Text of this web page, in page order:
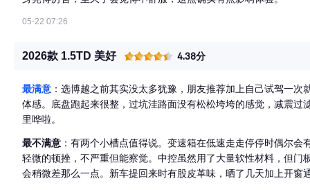
05-22 07:26
2026款 1.5TD 美好 4.38分
最满意 ：选博越之前其实没太多犹豫，朋友推荐加上自己试驾一
体感。底盘跑起来很整，过坑洼路面没有松松垮垮的感觉，减震过
里哗啦。
最不满意 ：有两个小槽点值得说。变速箱在低速走走停停时偶尔
轻微的顿挫，不严重但能察觉。中控虽然用了大量软性材料，但门
会稍微差那么一点。新车提回来时有股皮革味，晒了几天加上开窗